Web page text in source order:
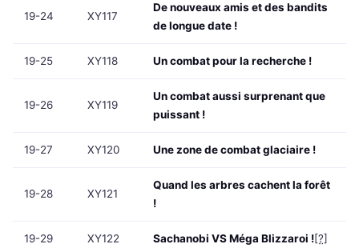
19-24 XY117
De nouveaux amis et des bandits
de longue date !
19-25 XY118 Un combat pour la recherche !
19-26 XY119
Un combat aussi surprenant que
puissant !
19-27 XY120 Une zone de combat glaciaire !
19-28 XY121
Quand les arbres cachent la forêt
!
19-29 XY122 Sachanobi VS Méga Blizzaroi ![?]